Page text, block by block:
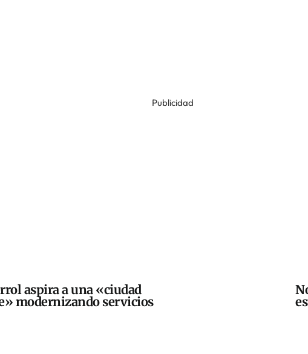
Publicidad
aspira a una «ciudad
modernizando servicios